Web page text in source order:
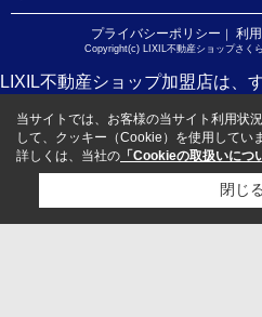
プライバシーポリシー ｜ 利
Copyright(c) LIXIL不動産ショップさく
LIXIL不動産ショップ加盟店は、
当サイトでは、お客様の当サイト利用状
して、クッキー（Cookie）を使用してい
詳しくは、当社の 「Cookieの取扱いにつ
閉じる